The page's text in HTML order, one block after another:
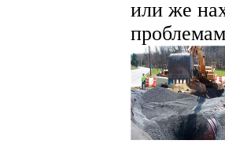
или же